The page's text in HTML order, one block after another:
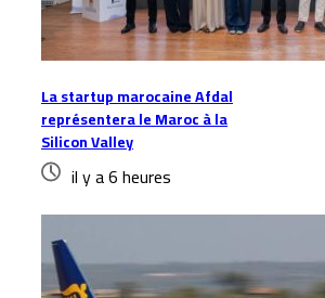
La startup marocaine Afdal
représentera le Maroc à la
Silicon Valley
il y a 6 heures